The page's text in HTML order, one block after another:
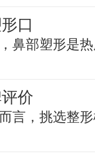
口
鼻部塑形是
价
言，挑选整